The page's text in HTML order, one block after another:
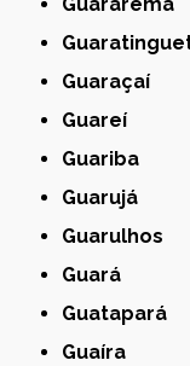
Guaraçaí
Guareí
Guariba
Guarujá
Guarulhos
Guará
Guatapará
Guaíra